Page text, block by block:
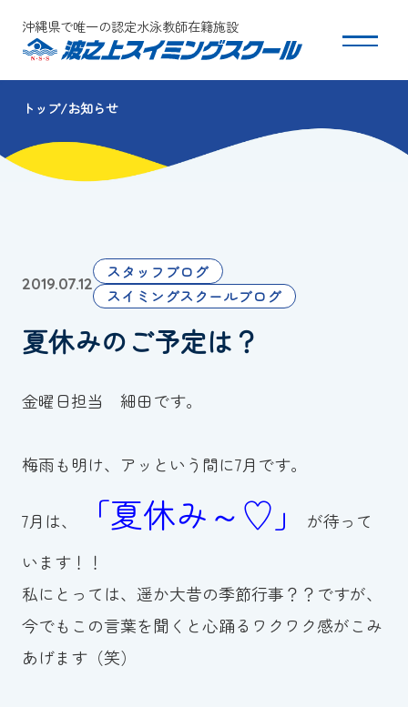
沖縄県で唯一の認定水泳教師在籍施設
スクールについて
コース・クラス紹介
団体会員募集
保護者の方へ
採用情報
お問い合わせ
Tel.098-863-7264
トップ お知らせ
2019.07.12
スタッフブログ
スイミングスクールブログ
夏休みのご予定は？
金曜日担当 細田です。
梅雨も明け、アッという間に7月です。
7月は、 「夏休み～♡」
が待って
います！！
私にとっては、遥か大昔の季節行事？？ですが、
今でもこの言葉を聞くと心踊るワクワク感がこみ
あげます（笑）